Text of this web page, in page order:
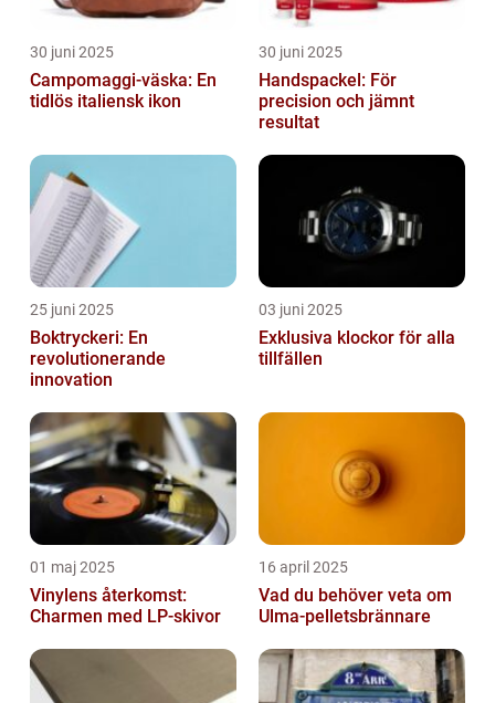
30 juni 2025
Campomaggi-väska: En
tidlös italiensk ikon
30 juni 2025
Handspackel: För
precision och jämnt
resultat
25 juni 2025
Boktryckeri: En
revolutionerande
innovation
03 juni 2025
Exklusiva klockor för alla
tillfällen
01 maj 2025
Vinylens återkomst:
Charmen med LP-skivor
16 april 2025
Vad du behöver veta om
Ulma-pelletsbrännare